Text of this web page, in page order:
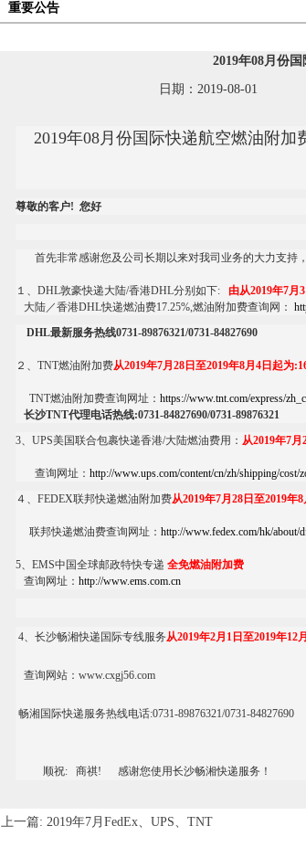
重要公告
2019年08月份
日期：2019-08-01
2019年08月份国际快递航空燃油附加
尊敬的客户! 您好
首先非常感谢您及公司长期以来对我司业务的大力支持，
１、DHL敦豪快递大陆/香港DHL分别如下: 由从2019年7月
大陆／香港DHL快递燃油费17.25%,燃油附加费查询网：
DHL最新服务热线0731-89876321/0731-84827690
２、TNT燃油附加费从2019年7月28日至2019年8月4日起为
TNT燃油附加费查询网址： https://www.tnt.com/express/
长沙TNT代理电话热线:0731-84827690/0731-89876321
3、UPS美国联合包裹快递香港/大陆燃油费用： 从2019年7月
查询网址： http://www.ups.com/content/cn/zh/shipping/cost/
４、FEDEX联邦快递燃油附加费从2019年7月28日至2019年
联邦快递燃油费查询网址： http://www.fedex.com/hk/about/
5、EMS中国全球邮政特快专递 全免燃油附加费
查询网址： http://www.ems.com.cn
4、 长沙畅湘快递国际专线服务从2019年2月1日至2019年12
查询 网站： www.cxgj56.com
畅湘 国际快递服务热线电话:0731-89876321/0731-84827690
顺祝: 商祺! 感谢您使用长沙畅湘快递服务！
上一篇: 2019年7月FedEx、UPS、TNT